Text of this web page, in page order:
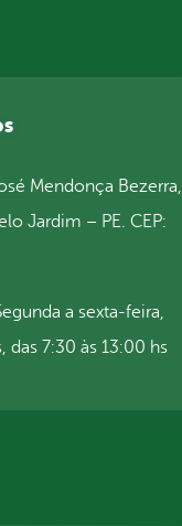
Mendonça Bezerra,
Jardim – PE. CEP:
a sexta-feira,
das 7:30 às 13:00 hs